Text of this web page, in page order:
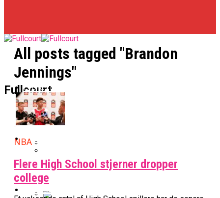
Fullcourt
Basketligaen
Officielt: Vejen Gafler Dansker Hos Rabbits
BK Vejen Opruster: Amerikansk Point
Guard På Plads
NBA
Warriors Forlænger Med Succestræner
EuroLeague
All posts tagged "Brandon
Jennings"
NBA
Flere High School stjerner dropper
college